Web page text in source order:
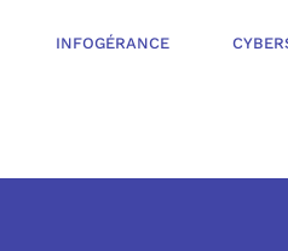
INFOGÉRANCE